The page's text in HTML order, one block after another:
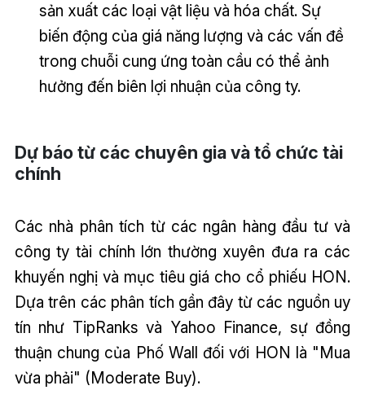
sản xuất các loại vật liệu và hóa chất. Sự
biến động của giá năng lượng và các vấn đề
trong chuỗi cung ứng toàn cầu có thể ảnh
hưởng đến biên lợi nhuận của công ty.
Dự báo từ các chuyên gia và tổ chức tài
chính
Các nhà phân tích từ các ngân hàng đầu tư và
công ty tài chính lớn thường xuyên đưa ra các
khuyến nghị và mục tiêu giá cho cổ phiếu HON.
Dựa trên các phân tích gần đây từ các nguồn uy
tín như TipRanks và Yahoo Finance, sự đồng
thuận chung của Phố Wall đối với HON là "Mua
vừa phải" (Moderate Buy).